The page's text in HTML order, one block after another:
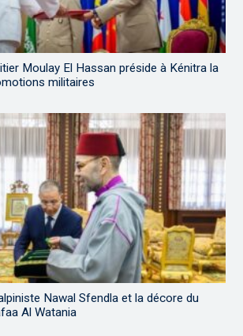
Moulay El Hassan préside à Kénitra la
militaires
Nawal Sfendla et la décore du
Al Watania